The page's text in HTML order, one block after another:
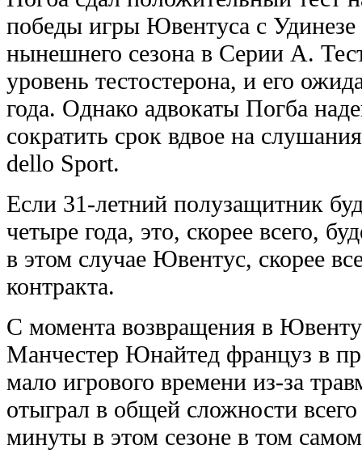
победы игры Ювентуса с Удинезе
нынешнего сезона в Серии А.
уровень тестостерона, и его
года. Однако адвокаты Погба
сократить срок вдвое на
dello Sport.
Если 31-летний полузащитник
четыре года, это, скорее всего,
в этом случае Ювентус, скорее
контракта.
С момента возвращения в
Манчестер Юнайтед француз в
мало игрового времени из-за
отыграл в общей сложности
минуты в этом сезоне в том